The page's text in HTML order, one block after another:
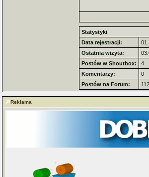
Statystyki
Data rejestracji:
Ostatnia wizyta:
Postów w Shoutbox:
4
Komentarzy:
0
Postów na Forum:
112
Reklama